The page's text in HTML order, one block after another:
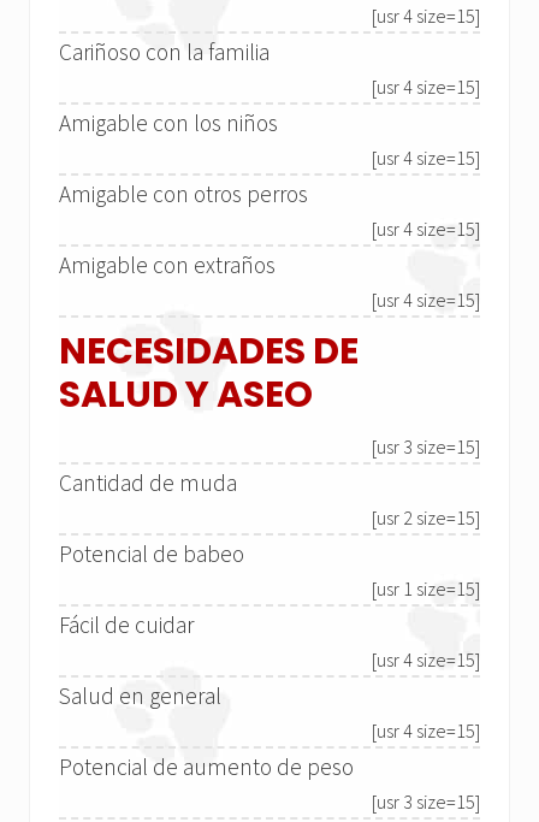
[usr 4 size=15]
Cariñoso con la familia
[usr 4 size=15]
Amigable con los niños
[usr 4 size=15]
Amigable con otros perros
[usr 4 size=15]
Amigable con extraños
[usr 4 size=15]
NECESIDADES DE
SALUD Y ASEO
[usr 3 size=15]
Cantidad de muda
[usr 2 size=15]
Potencial de babeo
[usr 1 size=15]
Fácil de cuidar
[usr 4 size=15]
Salud en general
[usr 4 size=15]
Potencial de aumento de peso
[usr 3 size=15]